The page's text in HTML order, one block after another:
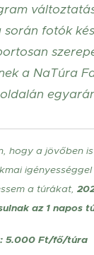
fotók
a NaTúra
hogy a jövőben
a túrákat,
az 1 napos
: 5.000 Ft/fő/túra